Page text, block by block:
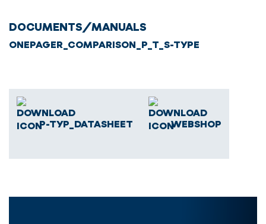
DOCUMENTS/MANUALS
ONEPAGER_COMPARISON_P_T_S-TYPE
P-TYP_DATASHEET WEBSHOP